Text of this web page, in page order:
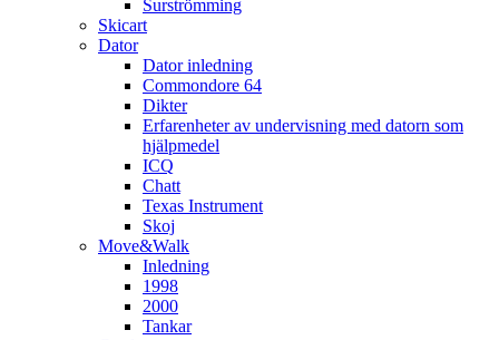
Surströmming
Skicart
Dator
Dator inledning
Commondore 64
Dikter
Erfarenheter av undervisning med datorn som
hjälpmedel
ICQ
Chatt
Texas Instrument
Skoj
Move&Walk
Inledning
1998
2000
Tankar